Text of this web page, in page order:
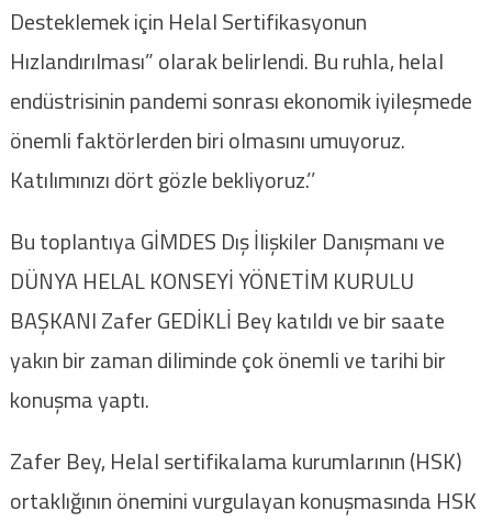
Desteklemek için Helal Sertifikasyonun
Hızlandırılması” olarak belirlendi. Bu ruhla, helal
endüstrisinin pandemi sonrası ekonomik iyileşmede
önemli faktörlerden biri olmasını umuyoruz.
Katılımınızı dört gözle bekliyoruz.’’
Bu toplantıya GİMDES Dış İlişkiler Danışmanı ve
DÜNYA HELAL KONSEYİ YÖNETİM KURULU
BAŞKANI Zafer GEDİKLİ Bey katıldı ve bir saate
yakın bir zaman diliminde çok önemli ve tarihi bir
konuşma yaptı.
Zafer Bey, Helal sertifikalama kurumlarının (HSK)
ortaklığının önemini vurgulayan konuşmasında HSK